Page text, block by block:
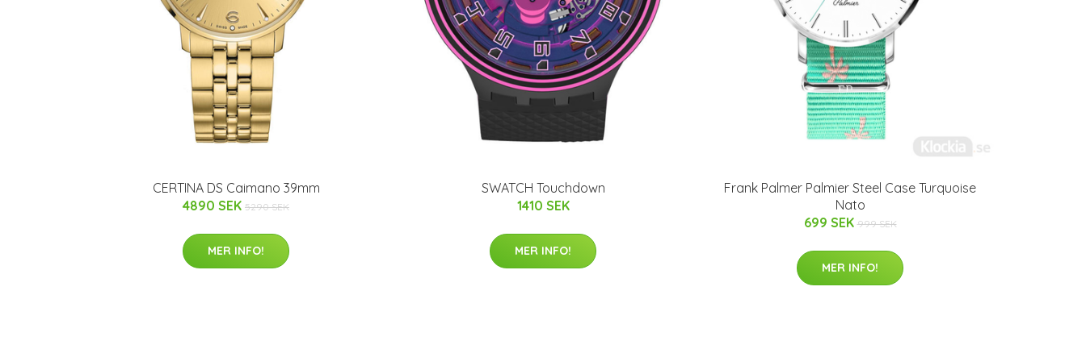
CERTINA DS Caimano 39mm
4890 SEK 5290 SEK
MER INFO!
SWATCH Touchdown
1410 SEK
MER INFO!
Frank Palmer Palmier Steel Case Turquoise
Nato
699 SEK 999 SEK
MER INFO!